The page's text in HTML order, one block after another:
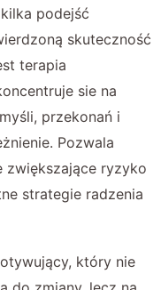
podejść
skuteczność
terapia
sie na
przekonań i
Pozwala
zwiększające ryzyko
strategie radzenia
który nie